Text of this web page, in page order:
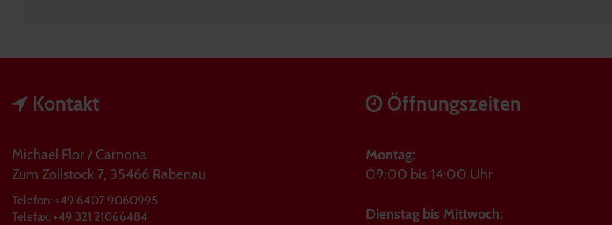
Kontakt
Michael Flor / Carnona
Zum Zollstock 7, 35466 Rabenau
Telefon: +49 6407 9060995
Telefax: +49 321 21066484
Öffnungszeiten
Montag:
09:00 bis 14:00 Uhr
Dienstag bis Mittwoch: